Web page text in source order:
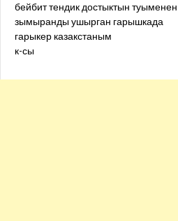
бейбит тендик достыктын туыменен
зымыранды ушырган гарышкада
гарыкер казакстаным
к-сы